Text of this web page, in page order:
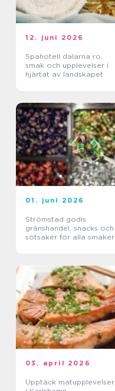
12. juni 2026
Spahotell dalarna ro,
smak och upplevelser i
hjärtat av landskapet
01. juni 2026
Strömstad godis
gränshandel, snacks och
sötsaker för alla smaker
03. april 2026
Upptäck matupplevelser